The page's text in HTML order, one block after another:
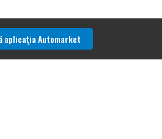
aplicaţia Automarket